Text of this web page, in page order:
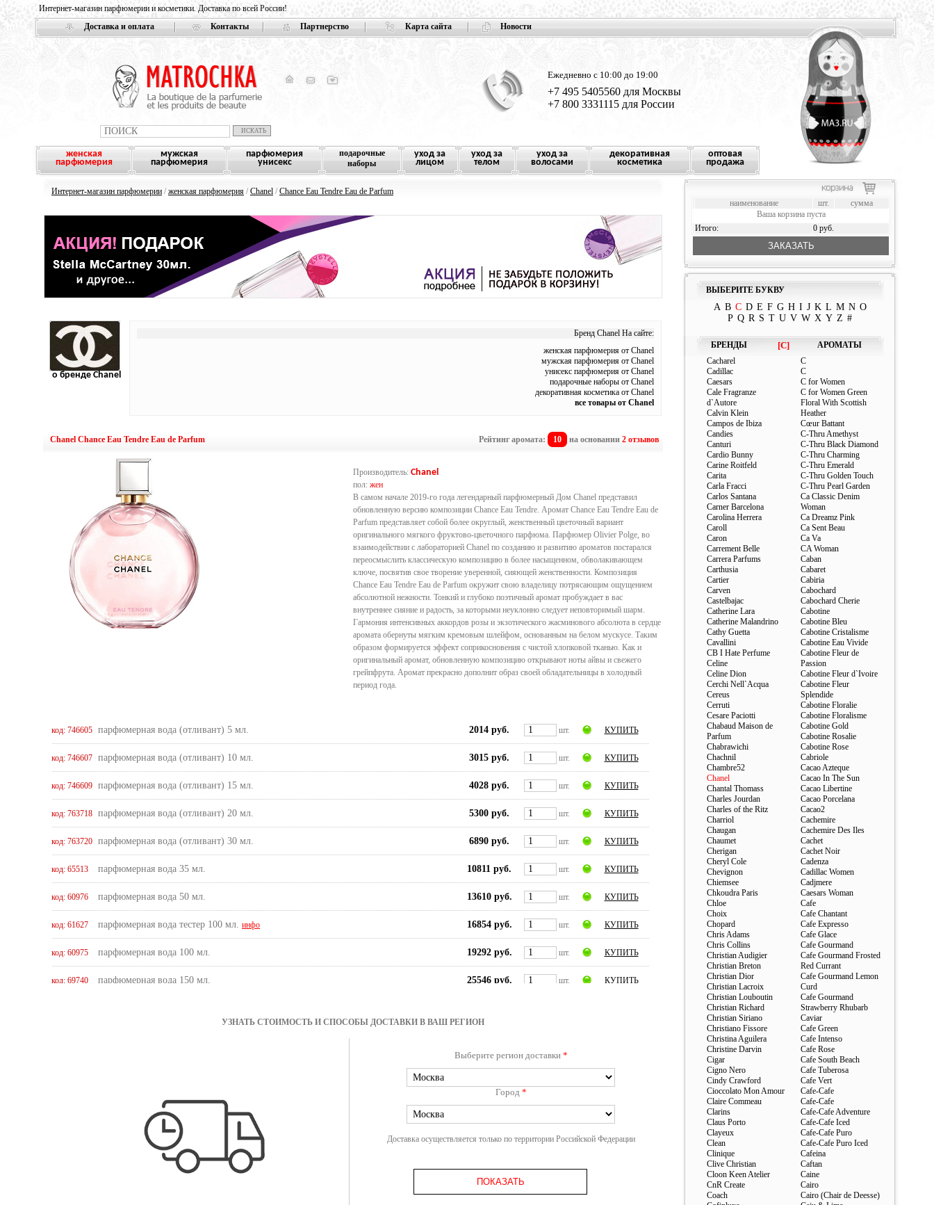
Интернет-магазин парфюмерии и косметики. Доставка по всей России!
Доставка и оплата
Контакты Партнерство Карта сайта Новости
Ежедневно с 10:00 до 19:00
+7 495 5405560 для Москвы
+7 800 3331115 для России
женская
парфюмерия
мужская
парфюмерия
парфюмерия
унисекс
подарочные
наборы
уход за
лицом
уход за
телом
уход за
волосами
декоративная
косметика
оптовая
продажа
Интернет-магазин парфюмерии /женская парфюмерия /Chanel /Chance Eau Tendre Eau de Parfum
о бренде Chanel
Бренд Chanel На сайте:
женская парфюмерия от Chanel
мужская парфюмерия от Chanel
унисекс парфюмерия от Chanel
подарочные наборы от Chanel
декоративная косметика от Chanel
все товары от Chanel
Chanel Chance Eau Tendre Eau de Parfum Рейтинг аромата: 10 на основании 2 отзывов
Производитель: Chanel
пол: жен
В самом начале 2019-го года легендарный парфюмерный Дом Chanel представил
обновленную версию композиции Chance Eau Tendre. Аромат Chance Eau Tendre Eau de
Parfum представляет собой более округлый, женственный цветочный вариант
оригинального мягкого фруктово-цветочного парфюма. Парфюмер Olivier Polge, во
взаимодействии с лабораторией Chanel по созданию и развитию ароматов постарался
переосмыслить классическую композицию в более насыщенном, обволакивающем
ключе, посвятив свое творение уверенной, сияющей женственности. Композиция
Chance Eau Tendre Eau de Parfum окружит свою владелицу потрясающим ощущением
абсолютной нежности. Тонкий и глубоко поэтичный аромат пробуждает в вас
внутреннее сияние и радость, за которыми неуклонно следует неповторимый шарм.
Гармония интенсивных аккордов розы и экзотического жасминового абсолюта в сердце
аромата обернуты мягким кремовым шлейфом, основанным на белом мускусе. Таким
образом формируется эффект соприкосновения с чистой хлопковой тканью. Как и
оригинальный аромат, обновленную композицию открывают ноты айвы и свежего
грейпфрута. Аромат прекрасно дополнит образ своей обладательницы в холодный
период года.
код: 746605 парфюмерная вода (отливант) 5 мл. 2014 руб. шт. КУПИТЬ
код: 746607 парфюмерная вода (отливант) 10 мл. 3015 руб. шт. КУПИТЬ
код: 746609 парфюмерная вода (отливант) 15 мл. 4028 руб. шт. КУПИТЬ
код: 763718 парфюмерная вода (отливант) 20 мл. 5300 руб. шт. КУПИТЬ
код: 763720 парфюмерная вода (отливант) 30 мл. 6890 руб. шт. КУПИТЬ
код: 65513 парфюмерная вода 35 мл. 10811 руб. шт. КУПИТЬ
код: 60976 парфюмерная вода 50 мл. 13610 руб. шт. КУПИТЬ
код: 61627 парфюмерная вода тестер 100 мл. инфо 16854 руб. шт. КУПИТЬ
код: 60975 парфюмерная вода 100 мл. 19292 руб. шт. КУПИТЬ
код: 69740 парфюмерная вода 150 мл. 25546 руб. шт. КУПИТЬ
ожидания
лист
парфюмерная вода тестер 150 мл. инфо
ожидания
парфюмерная вода тестер 35 мл.инфо
лист
парфюмерная вода тестер 50 мл.инфо
УЗНАТЬ СТОИМОСТЬ И СПОСОБЫ ДОСТАВКИ В ВАШ РЕГИОН
Выберите регион доставки *
Город *
Доставка осуществляется только по территории Российской Федерации
ПОКАЗАТЬ
наименование шт.
сумма
Ваша корзина пуста
Итого:
0 руб.
ЗАКАЗАТЬ
ВЫБЕРИТЕ БУКВУ
A B C D E F G H I J K L M N O
P Q R S T U V W X Y Z #
БРЕНДЫ [C]
АРОМАТЫ
Cacharel
Cadillac
Caesars
Cale Fragranze
d`Autore
Calvin Klein
Campos de Ibiza
Candies
Canturi
Cardio Bunny
Carine Roitfeld
Carita
Carla Fracci
Carlos Santana
Carner Barcelona
Carolina Herrera
Caroll
Caron
Carrement Belle
Carrera Parfums
Carthusia
Cartier
Carven
Castelbajac
Catherine Lara
Catherine Malandrino
Cathy Guetta
Cavallini
CB I Hate Perfume
Celine
Celine Dion
Cerchi Nell`Acqua
Cereus
Cerruti
Cesare Paciotti
Chabaud Maison de
Parfum
Chabrawichi
Chachnil
Chambre52
Chanel
Chantal Thomass
Charles Jourdan
Charles of the Ritz
Charriol
Chaugan
Chaumet
Cherigan
Cheryl Cole
Chevignon
Chiemsee
Chkoudra Paris
Chloe
Choix
Chopard
Chris Adams
Chris Collins
Christian Audigier
Christian Breton
Christian Dior
Christian Lacroix
Christian Louboutin
Christian Richard
Christian Siriano
Christiano Fissore
Christina Aguilera
Christine Darvin
Cigar
Cigno Nero
Cindy Crawford
Cioccolato Mon Amour
Claire Commeau
Clarins
Claus Porto
Clayeux
Clean
Clinique
Clive Christian
Cloon Keen Atelier
CnR Create
Coach
C
C
C for Women
C for Women Green
Floral With Scottish
Heather
Cœur Battant
C-Thru Amethyst
C-Thru Black Diamond
C-Thru Charming
C-Thru Emerald
C-Thru Golden Touch
C-Thru Pearl Garden
Ca Classic Denim
Woman
Ca Dreamz Pink
Ca Sent Beau
Ca Va
CA Woman
Caban
Cabaret
Cabiria
Cabochard
Cabochard Cherie
Cabotine
Cabotine Bleu
Cabotine Cristalisme
Cabotine Eau Vivide
Cabotine Fleur de
Passion
Cabotine Fleur d`Ivoire
Cabotine Fleur
Splendide
Cabotine Floralie
Cabotine Floralisme
Cabotine Gold
Cabotine Rosalie
Cabotine Rose
Cabriole
Cacao Azteque
Cacao In The Sun
Cacao Libertine
Cacao Porcelana
Cacao2
Cachemire
Cachemire Des Iles
Cachet
Cachet Noir
Cadenza
Cadillac Women
Cadjmere
Caesars Woman
Cafe
Cafe Chantant
Cafe Expresso
Cafe Glace
Cafe Gourmand
Cafe Gourmand Frosted
Red Currant
Cafe Gourmand Lemon
Curd
Cafe Gourmand
Strawberry Rhubarb
Caviar
Cafe Green
Cafe Intenso
Cafe Rose
Cafe South Beach
Cafe Tuberosa
Cafe Vert
Cafe-Cafe
Cafe-Cafe
Cafe-Cafe Adventure
Cafe-Cafe Iced
Cafe-Cafe Puro
Cafe-Cafe Puro Iced
Cafeina
Caftan
Caine
Cairo
Cairo (Сhair de Deesse)